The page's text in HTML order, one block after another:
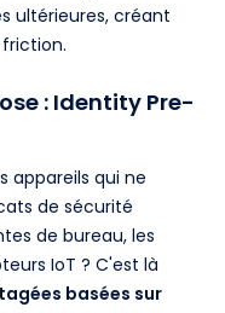
ultérieures, créant
: Identity Pre-
appareils qui ne
de sécurité
de bureau, les
IoT ? C'est là
basées sur